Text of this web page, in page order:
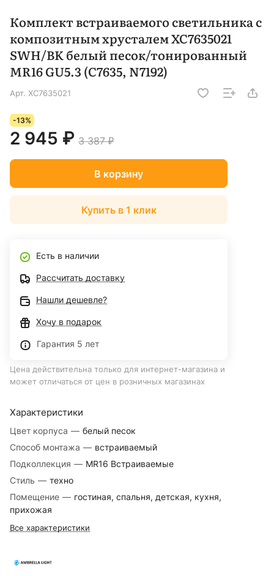
Комплект встраиваемого светильника с
композитным хрусталем XC7635021
SWH/BK белый песок/тонированный
MR16 GU5.3 (C7635, N7192)
Арт. XC7635021
Характеристики
Цвет корпуса — белый песок
Способ монтажа — встраиваемый
Подколлекция — MR16 Встраиваемые
Стиль — техно
Помещение — гостиная, спальня, детская, кухня,
прихожая
Все характеристики
-13%
2 945 ₽ 3 387 ₽
В корзину
Купить в 1 клик
Есть в наличии
Рассчитать доставку
Нашли дешевле?
Хочу в подарок
Гарантия 5 лет
Цена действительна только для интернет-магазина и
может отличаться от цен в розничных магазинах